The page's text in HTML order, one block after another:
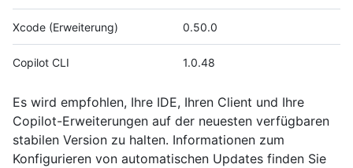
Xcode (Erweiterung) 0.50.0
Copilot CLI 1.0.48
Es wird empfohlen, Ihre IDE, Ihren Client und Ihre
Copilot-Erweiterungen auf der neuesten verfügbaren
stabilen Version zu halten. Informationen zum
Konfigurieren von automatischen Updates finden Sie